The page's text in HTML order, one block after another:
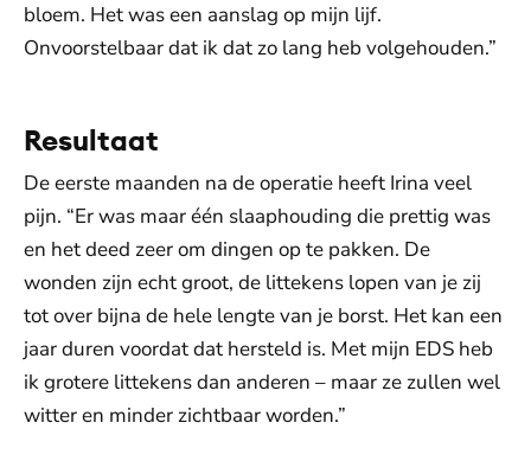
bloem. Het was een aanslag op mijn lijf.
Onvoorstelbaar dat ik dat zo lang heb volgehouden.”
Resultaat
De eerste maanden na de operatie heeft Irina veel
pijn. “Er was maar één slaaphouding die prettig was
en het deed zeer om dingen op te pakken. De
wonden zijn echt groot, de littekens lopen van je zij
tot over bijna de hele lengte van je borst. Het kan een
jaar duren voordat dat hersteld is. Met mijn EDS heb
ik grotere littekens dan anderen – maar ze zullen wel
witter en minder zichtbaar worden.”